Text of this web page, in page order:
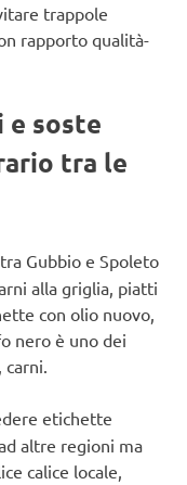
trappole
rapporto qualità-
soste
tra le
Gubbio e Spoleto
alla griglia, piatti
con olio nuovo,
nero è uno dei
etichette
altre regioni ma
calice locale,